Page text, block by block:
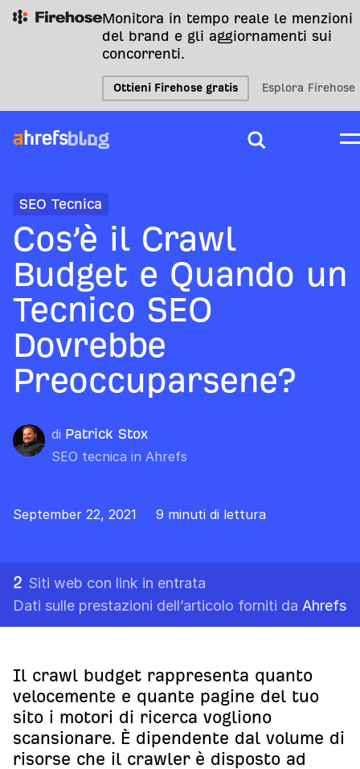
Monitora in tempo reale le menzioni
del brand e gli aggiornamenti sui
concorrenti.
Ottieni Firehose gratis Esplora Firehose
SEO Tecnica
Cos’è il Crawl
Budget e Quando un
Tecnico SEO
Dovrebbe
Preoccuparsene?
di Patrick Stox
SEO tecnica in Ahrefs
September 22, 2021 9 minuti di lettura
2 Siti web con link in entrata
Dati sulle prestazioni dell’articolo forniti da Ahrefs
Il crawl budget rappresenta quanto
velocemente e quante pagine del tuo
sito i motori di ricerca vogliono
scansionare. È dipendente dal volume di
risorse che il crawler è disposto ad